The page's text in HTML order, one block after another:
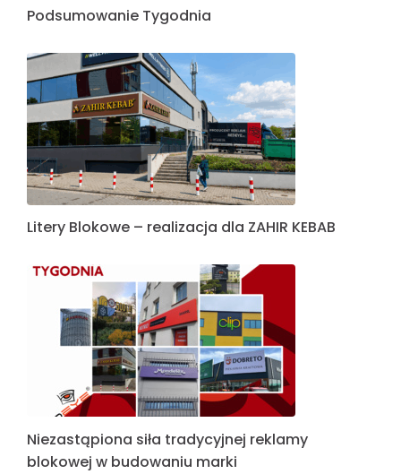
Podsumowanie Tygodnia
Litery Blokowe – realizacja dla ZAHIR KEBAB
Niezastąpiona siła tradycyjnej reklamy
blokowej w budowaniu marki